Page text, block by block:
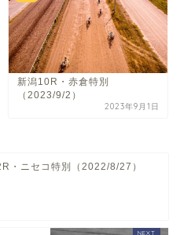
新潟10R・赤倉特別
（2023/9/2）
2023年9月1日
・ニセコ特別（2022/8/27）